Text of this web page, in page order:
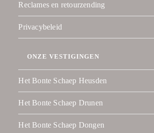
Reclames en retourzending
Privacybeleid
ONZE VESTIGINGEN
Het Bonte Schaep Heusden
Het Bonte Schaep Drunen
Het Bonte Schaep Dongen